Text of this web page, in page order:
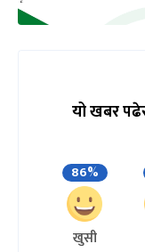
यो खबर
86%
खुसी